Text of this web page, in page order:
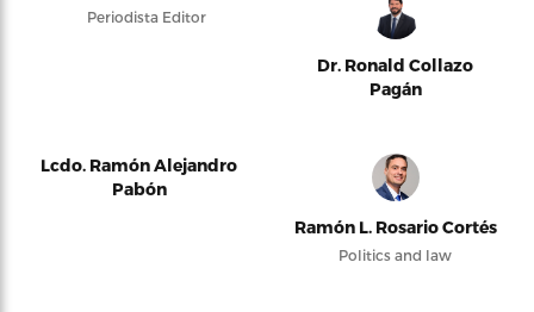
Periodista Editor
Dr. Ronald Collazo
Pagán
Lcdo. Ramón Alejandro
Pabón
Ramón L. Rosario Cortés
Politics and law